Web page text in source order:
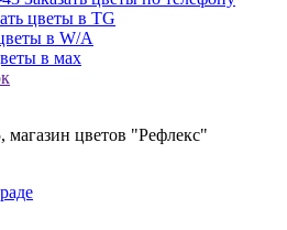
цветы в TG
в W/A
в мах
магазин цветов "Рефлекс"